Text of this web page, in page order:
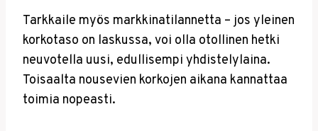
Tarkkaile myös markkinatilannetta – jos yleinen
korkotaso on laskussa, voi olla otollinen hetki
neuvotella uusi, edullisempi yhdistelylaina.
Toisaalta nousevien korkojen aikana kannattaa
toimia nopeasti.